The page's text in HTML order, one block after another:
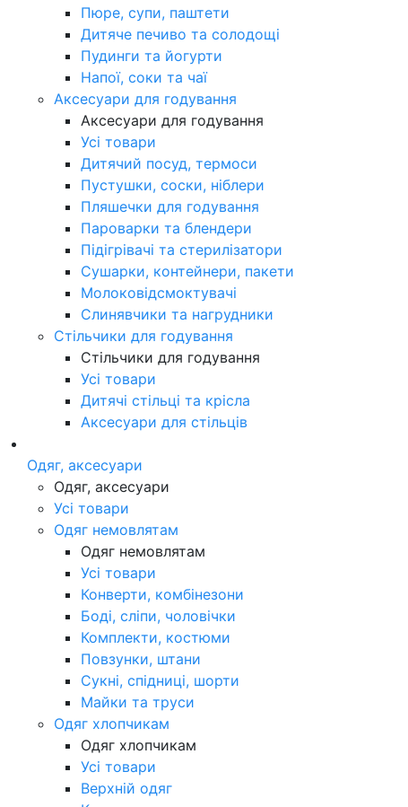
Пюре, супи, паштети
Дитяче печиво та солодощі
Пудинги та йогурти
Напої, соки та чаї
Аксесуари для годування
Аксесуари для годування
Усі товари
Дитячий посуд, термоси
Пустушки, соски, ніблери
Пляшечки для годування
Пароварки та блендери
Підігрівачі та стерилізатори
Сушарки, контейнери, пакети
Молоковідсмоктувачі
Слинявчики та нагрудники
Стільчики для годування
Стільчики для годування
Усі товари
Дитячі стільці та крісла
Аксесуари для стільців
Одяг, аксесуари
Одяг, аксесуари
Усі товари
Одяг немовлятам
Одяг немовлятам
Усі товари
Конверти, комбінезони
Боді, сліпи, чоловічки
Комплекти, костюми
Повзунки, штани
Сукні, спідниці, шорти
Майки та труси
Одяг хлопчикам
Одяг хлопчикам
Усі товари
Верхній одяг